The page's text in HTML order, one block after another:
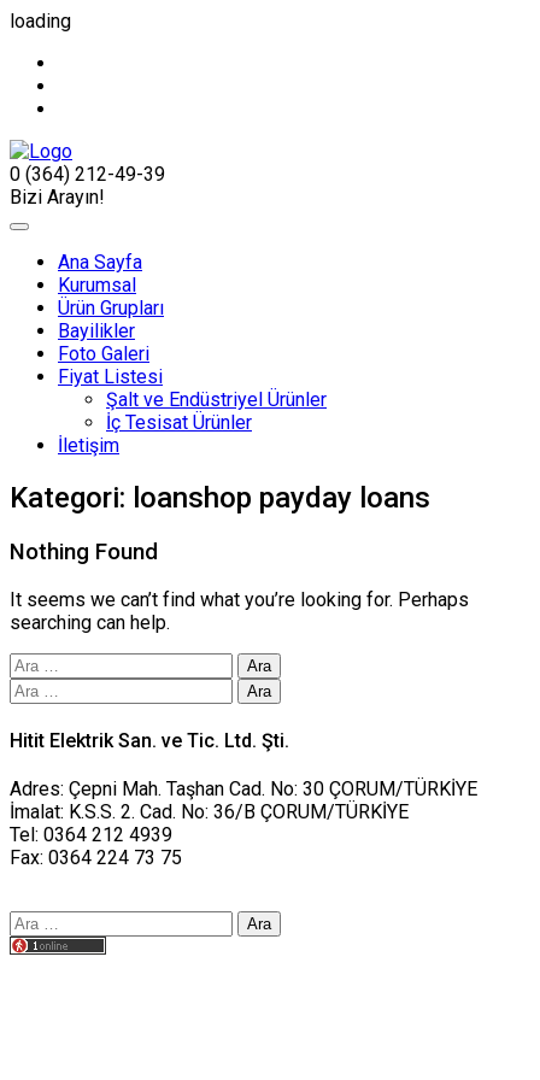
loading
0 (364) 212-49-39
Bizi Arayın!
Ana Sayfa
Kurumsal
Ürün Grupları
Bayilikler
Foto Galeri
Fiyat Listesi
Şalt ve Endüstriyel Ürünler
İç Tesisat Ürünler
İletişim
Kategori: loanshop payday loans
Nothing Found
It seems we can’t find what you’re looking for. Perhaps
searching can help.
Arama:
Arama:
Hitit Elektrik San. ve Tic. Ltd. Şti.
Adres: Çepni Mah. Taşhan Cad. No: 30 ÇORUM/TÜRKİYE
İmalat: K.S.S. 2. Cad. No: 36/B ÇORUM/TÜRKİYE
Tel: 0364 212 4939
Fax: 0364 224 73 75
Arama: